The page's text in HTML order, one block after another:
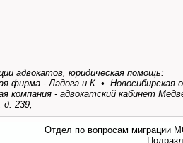
адвокатов, юридическая помощь:
фирма - Ладога и К • Новосибирская
компания - адвокатский кабинет
д. 239;
Отдел по вопросам миграции